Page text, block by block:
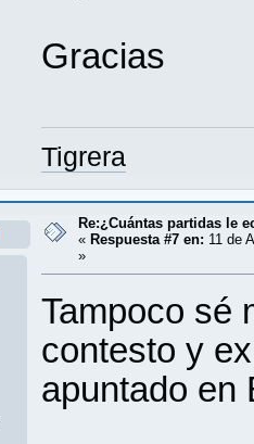
Gracias
Tigrera
Re:¿Cuántas partidas le
« Respuesta #7 en: 11 de
»
Tampoco sé
contesto y
apuntado en